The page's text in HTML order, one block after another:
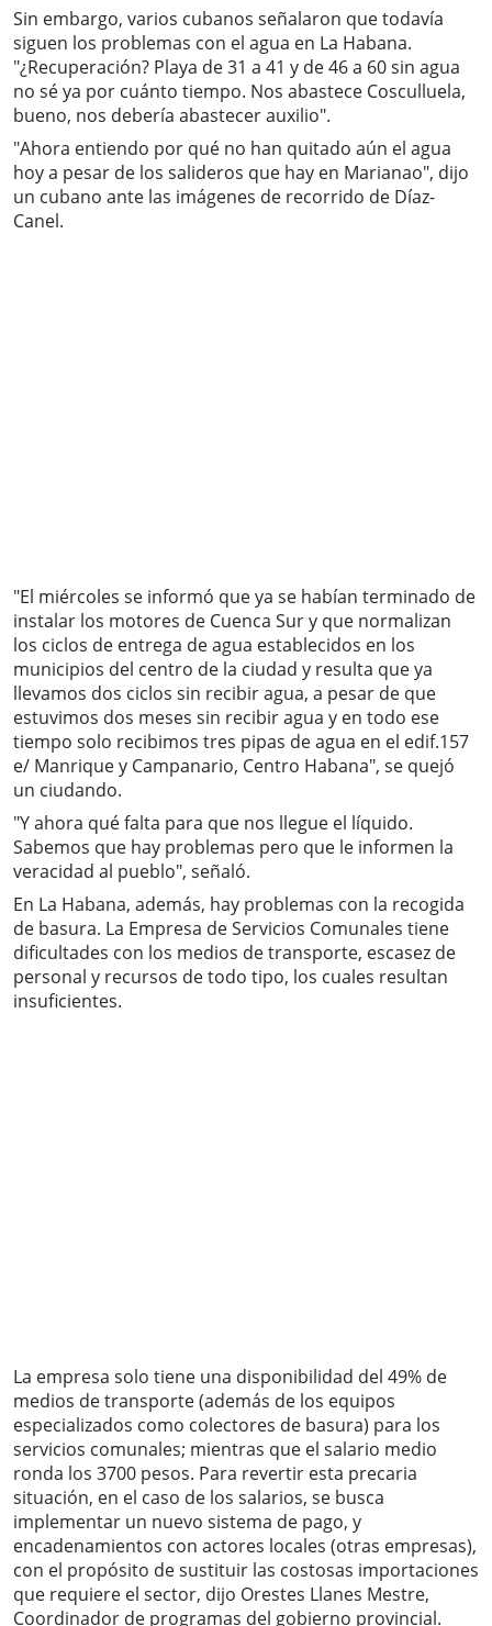
Sin embargo, varios cubanos señalaron que todavía
siguen los problemas con el agua en La Habana.
"¿Recuperación? Playa de 31 a 41 y de 46 a 60 sin agua
no sé ya por cuánto tiempo. Nos abastece Cosculluela,
bueno, nos debería abastecer auxilio".
"Ahora entiendo por qué no han quitado aún el agua
hoy a pesar de los salideros que hay en Marianao", dijo
un cubano ante las imágenes de recorrido de Díaz-
Canel.
"El miércoles se informó que ya se habían terminado de
instalar los motores de Cuenca Sur y que normalizan
los ciclos de entrega de agua establecidos en los
municipios del centro de la ciudad y resulta que ya
llevamos dos ciclos sin recibir agua, a pesar de que
estuvimos dos meses sin recibir agua y en todo ese
tiempo solo recibimos tres pipas de agua en el edif.157
e/ Manrique y Campanario, Centro Habana", se quejó
un ciudando.
"Y ahora qué falta para que nos llegue el líquido.
Sabemos que hay problemas pero que le informen la
veracidad al pueblo", señaló.
En La Habana, además, hay problemas con la recogida
de basura. La Empresa de Servicios Comunales tiene
dificultades con los medios de transporte, escasez de
personal y recursos de todo tipo, los cuales resultan
insuficientes.
La empresa solo tiene una disponibilidad del 49% de
medios de transporte (además de los equipos
especializados como colectores de basura) para los
servicios comunales; mientras que el salario medio
ronda los 3700 pesos. Para revertir esta precaria
situación, en el caso de los salarios, se busca
implementar un nuevo sistema de pago, y
encadenamientos con actores locales (otras empresas),
con el propósito de sustituir las costosas importaciones
que requiere el sector, dijo Orestes Llanes Mestre,
Coordinador de programas del gobierno provincial.